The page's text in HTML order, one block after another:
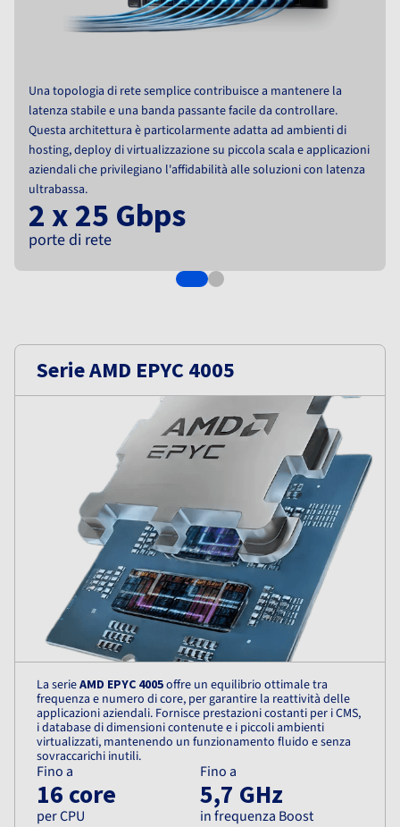
Disponibilità per Region
Osservabilità
Roadmap & Changelog
Roadmap & Changelog
Roadmap & Changelog
Roadmap & Changelog
Una topologia di rete semplice contribuisce a mantenere la
latenza stabile e una banda passante facile da controllare.
Questa architettura è particolarmente adatta ad ambienti di
hosting, deploy di virtualizzazione su piccola scala e applicazioni
aziendali che privilegiano l'affidabilità alle soluzioni con latenza
ultrabassa.
2 x 25 Gbps
porte di rete
Serie AMD EPYC 4005
La serieAMD EPYC 4005offre un equilibrio ottimale tra
frequenza e numero di core, per garantire la reattività delle
applicazioni aziendali. Fornisce prestazioni costanti per i CMS,
i database di dimensioni contenute e i piccoli ambienti
virtualizzati, mantenendo un funzionamento fluido e senza
sovraccarichi inutili.
Fino a
16 core
per CPU
Fino a
5,7 GHz
in frequenza Boost